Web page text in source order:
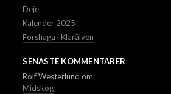
Deje
Kalender 2025
Forshaga i Klarälven
SENASTE KOMMENTARER
Rolf Westerlund om
Midskog